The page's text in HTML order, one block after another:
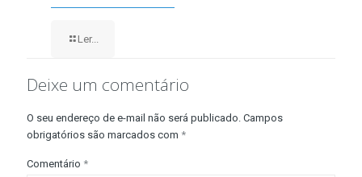
Ler...
Deixe um comentário
O seu endereço de e-mail não será publicado. Campos
obrigatórios são marcados com *
Comentário *